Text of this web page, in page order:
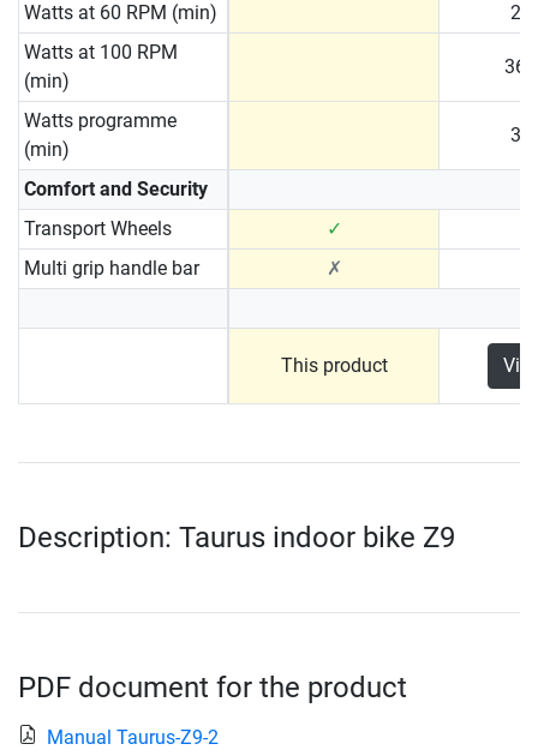
Watts at 60 RPM (min)
20
Watts at 100 RPM
(min)
36
Watts programme
(min)
30
Comfort and Security
Transport Wheels
✓
Multi grip handle bar
✗
This product
Description: Taurus indoor bike Z9
PDF document for the product
Manual Taurus-Z9-2